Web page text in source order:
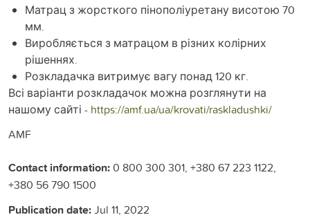
Матрац з жорсткого пінополіуретану висотою 70
мм.
Виробляється з матрацом в різних колірних
рішеннях.
Розкладачка витримує вагу понад 120 кг.
Всі варіанти розкладачок можна розглянути на
нашому сайті - https://amf.ua/ua/krovati/raskladushki/
AMF
Contact information:0 800 300 301, +380 67 223 1122,
+380 56 790 1500
Publication date:Jul 11, 2022